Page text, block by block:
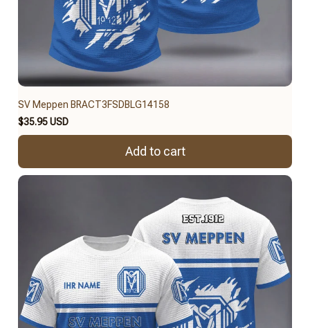
SV Meppen BRACT3FSDBLG14158
$35.95 USD
Add to cart